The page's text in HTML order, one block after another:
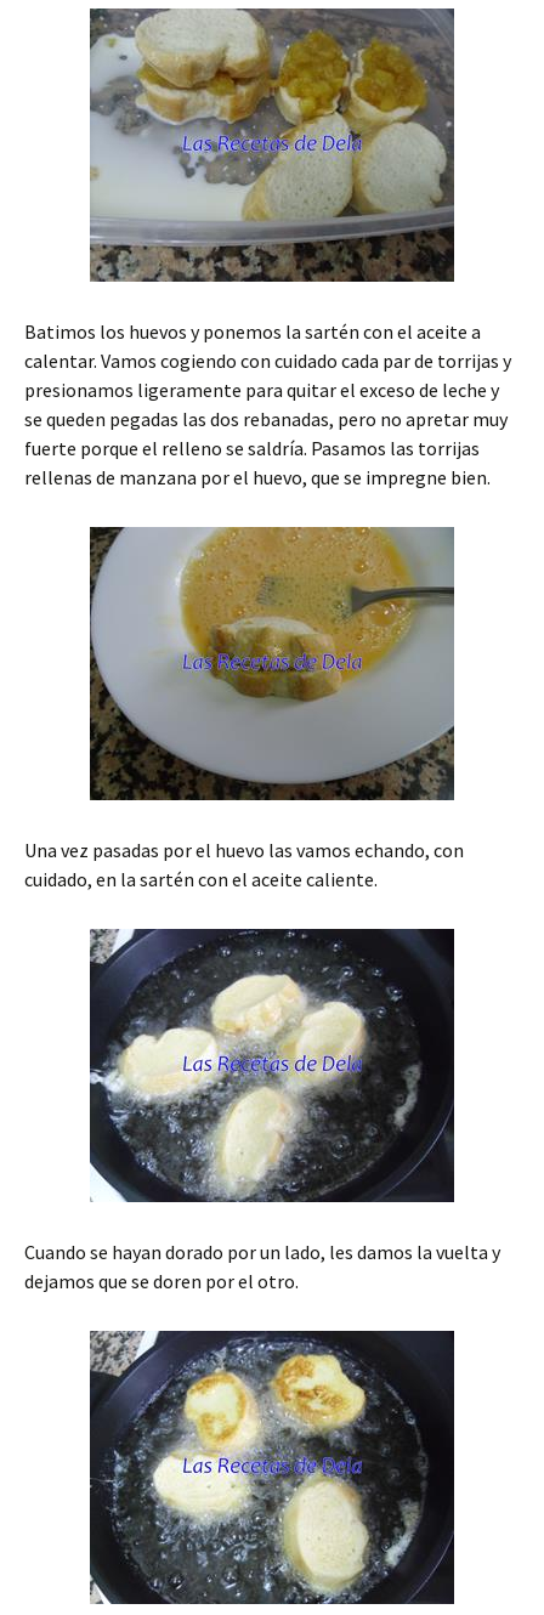
Batimos los huevos y ponemos la sartén con el aceite a
calentar. Vamos cogiendo con cuidado cada par de torrijas y
presionamos ligeramente para quitar el exceso de leche y
se queden pegadas las dos rebanadas, pero no apretar muy
fuerte porque el relleno se saldría. Pasamos las torrijas
rellenas de manzana por el huevo, que se impregne bien.
Una vez pasadas por el huevo las vamos echando, con
cuidado, en la sartén con el aceite caliente.
Cuando se hayan dorado por un lado, les damos la vuelta y
dejamos que se doren por el otro.